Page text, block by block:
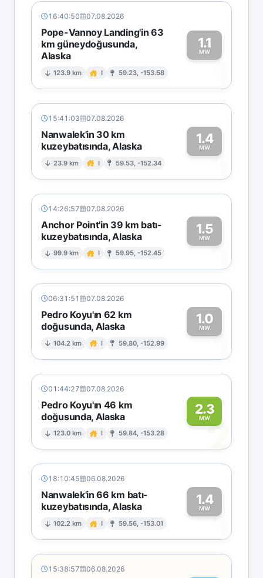
16:40:50 07.08.2026
Pope-Vannoy Landing'in 63
km güneydoğusunda,
Alaska
123.9 km I 59.23, -153.58
1.1
MW
1
15:41:03 07.08.2026
Nanwalek'in 30 km
kuzeybatısında, Alaska
23.9 km I 59.53, -152.34
1.4
MW1
14:26:57 07.08.2026
Anchor Point'in 39 km batı-
kuzeybatısında, Alaska
99.9 km I 59.95, -152.45
1.5
MW1
06:31:51 07.08.2026
Pedro Koyu'ın 62 km
doğusunda, Alaska
104.2 km I 59.80, -152.99
1.0
MW1
01:44:27 07.08.2026
Pedro Koyu'ın 46 km
doğusunda, Alaska
123.0 km I 59.84, -153.28
2.3
MW2
18:10:45 06.08.2026
Nanwalek'in 66 km batı-
kuzeybatısında, Alaska
102.2 km I 59.56, -153.01
1.4
MW1
15:38:57 06.08.2026